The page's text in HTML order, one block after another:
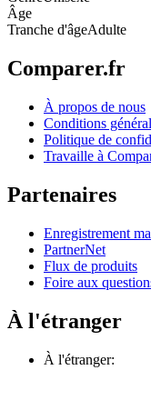
Âge
Tranche d'âgeAdulte
Comparer.fr
À propos de nous
Conditions
Politique de
Travaille à
Partenaires
Enregistrement
PartnerNet
Flux de produits
Foire aux
À l'étranger
À l'étranger: